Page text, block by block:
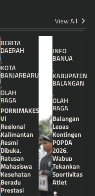
View All
BERITA
DAERAH
,
KOTA
BANJARBARU
,
OLAH
RAGA
PORNIMAKES
VI
Regional
Kalimantan
Resmi
Dibuka,
Ratusan
Mahasiswa
Kesehatan
Beradu
Prestasi
INFO
BANUA
,
KABUPATEN
BALANGAN
,
OLAH
RAGA
Balangan
Lepas
Kontingen
POPDA
2026,
Wabup
Tekankan
Sportivitas
Atlet